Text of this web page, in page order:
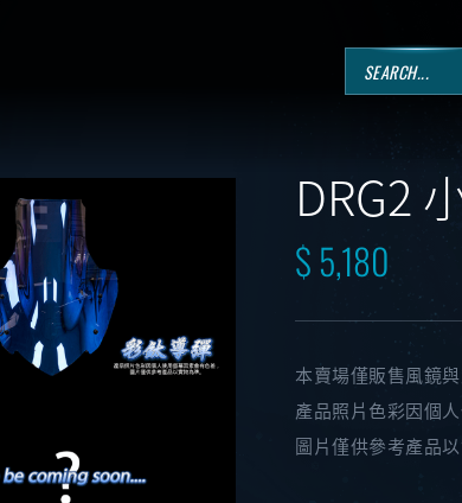
DRG2
$ 5,180
本賣場僅販售風鏡
產品照片色彩因個
圖片僅供參考產品